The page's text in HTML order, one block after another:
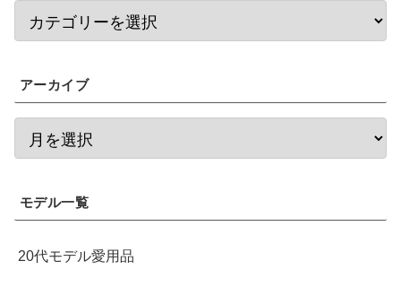
アーカイブ
モデル一覧
20代モデル愛用品